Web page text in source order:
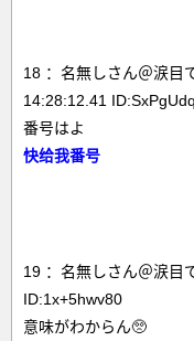
18 ：名無しさん＠涙目
14:28:12.41
番号はよ
快给我番号
19 ：名無しさん＠涙目
ID:1x+5hwv80
意味がわからん🥺